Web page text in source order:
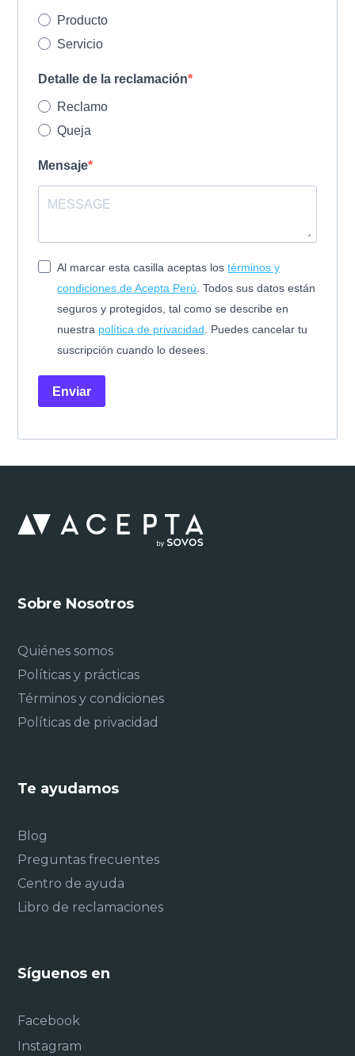
Producto
Servicio
Detalle de la reclamación
Reclamo
Queja
Mensaje
Al marcar esta casilla aceptas lostérminos y
condiciones de Acepta Perú . Todos sus datos están
seguros y protegidos, tal como se describe en
nuestra política de privacidad . Puedes cancelar tu
suscripción cuando lo desees.
Enviar
Sobre Nosotros
Quiénes somos
Políticas y prácticas
Términos y condiciones
Políticas de privacidad
Te ayudamos
Blog
Preguntas frecuentes
Centro de ayuda
Libro de reclamaciones
Síguenos en
Facebook
Instagram